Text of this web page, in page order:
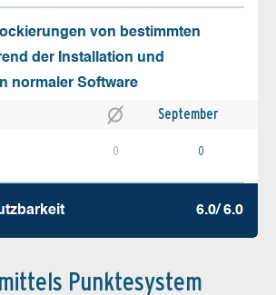
von bestimmten
der Installation und
normaler Software
September
0 0
6.0/ 6.0
Punktesystem